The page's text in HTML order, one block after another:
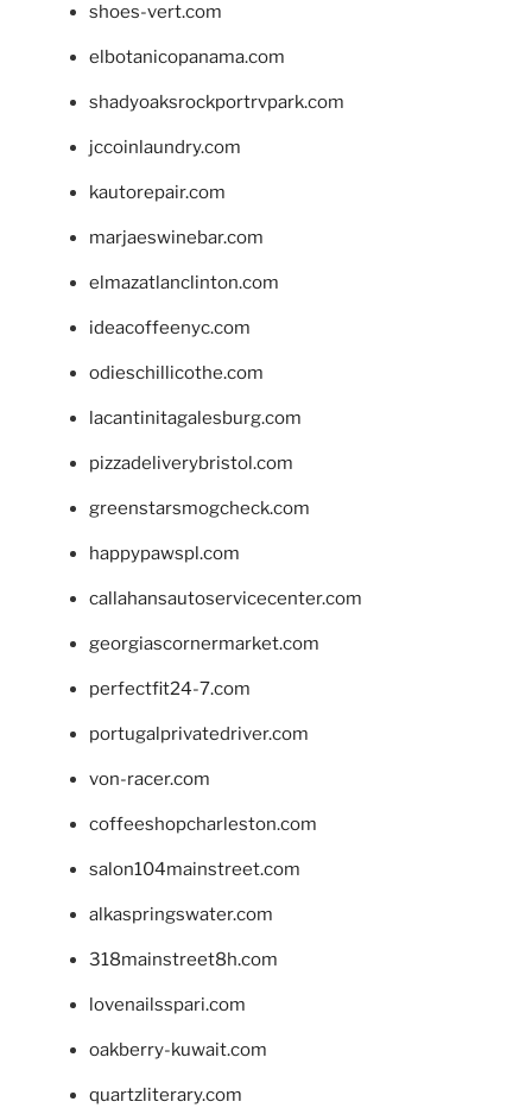
shoes-vert.com
elbotanicopanama.com
shadyoaksrockportrvpark.com
jccoinlaundry.com
kautorepair.com
marjaeswinebar.com
elmazatlanclinton.com
ideacoffeenyc.com
odieschillicothe.com
lacantinitagalesburg.com
pizzadeliverybristol.com
greenstarsmogcheck.com
happypawspl.com
callahansautoservicecenter.com
georgiascornermarket.com
perfectfit24-7.com
portugalprivatedriver.com
von-racer.com
coffeeshopcharleston.com
salon104mainstreet.com
alkaspringswater.com
318mainstreet8h.com
lovenailsspari.com
oakberry-kuwait.com
quartzliterary.com